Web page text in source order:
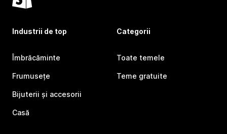
Industrii de top
Îmbrăcăminte
Frumusețe
Bijuterii și accesorii
Casă
Categorii
Toate temele
Teme gratuite